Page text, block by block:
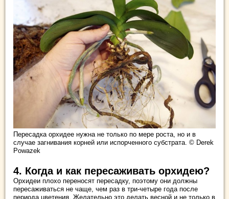
Пересадка орхидее нужна не только по мере роста, но и в
случае загнивания корней или испорченного субстрата. © Derek
Powazek
4. Когда и как пересаживать орхидею?
Орхидеи плохо переносят пересадку, поэтому они должны
пересаживаться не чаще, чем раз в три-четыре года после
периода цветения. Желательно это делать весной и не только в